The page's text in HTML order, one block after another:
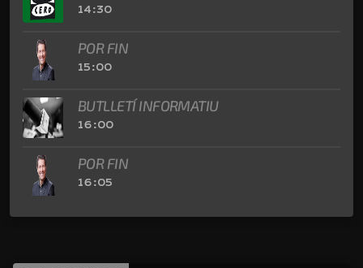
14:30
POR FIN
15:00
BUTLLETÍ INFORMATIU
16:00
POR FIN
16:05